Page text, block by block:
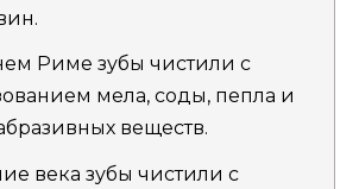
Риме зубы чистили с
мела, соды, пепла и
веществ.
века зубы чистили с